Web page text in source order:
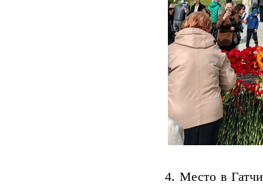
4. Место в